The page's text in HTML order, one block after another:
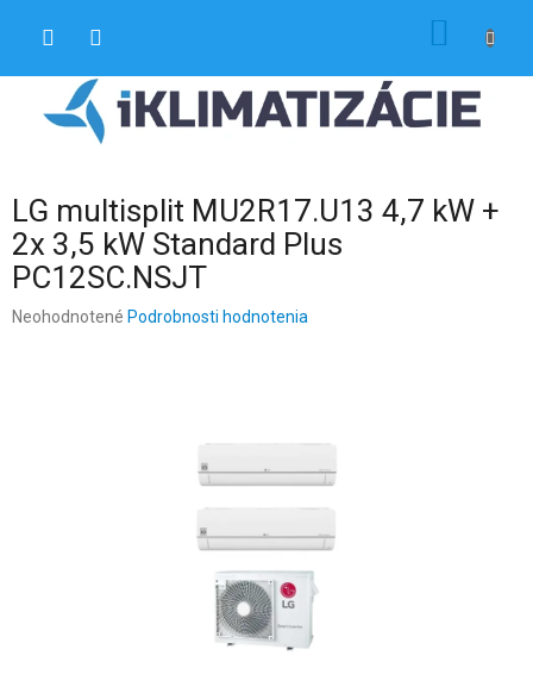
LG multisplit MU2R17.U13 4,7 kW +
2x 3,5 kW Standard Plus
PC12SC.NSJT
Priemerné
Neohodnotené Podrobnosti hodnotenia